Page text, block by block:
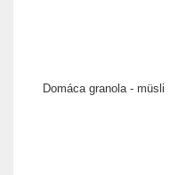
Domáca granola - müsli